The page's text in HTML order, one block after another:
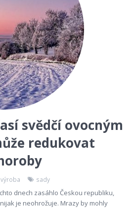
svědčí ovocným
redukovat
sady
dnech zasáhlo Českou republiku,
je neohrožuje. Mrazy by mohly